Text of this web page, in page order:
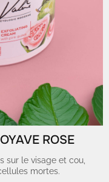
ROSE
sur le visage et cou,
mortes.